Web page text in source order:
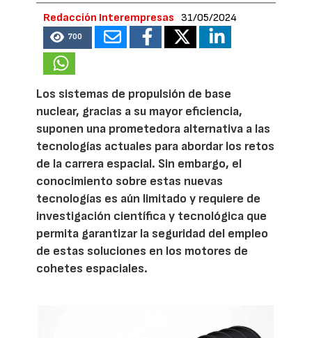
Redacción Interempresas 31/05/2024
700
Los sistemas de propulsión de base
nuclear, gracias a su mayor eficiencia,
suponen una prometedora alternativa a las
tecnologías actuales para abordar los retos
de la carrera espacial. Sin embargo, el
conocimiento sobre estas nuevas
tecnologías es aún limitado y requiere de
investigación científica y tecnológica que
permita garantizar la seguridad del empleo
de estas soluciones en los motores de
cohetes espaciales.